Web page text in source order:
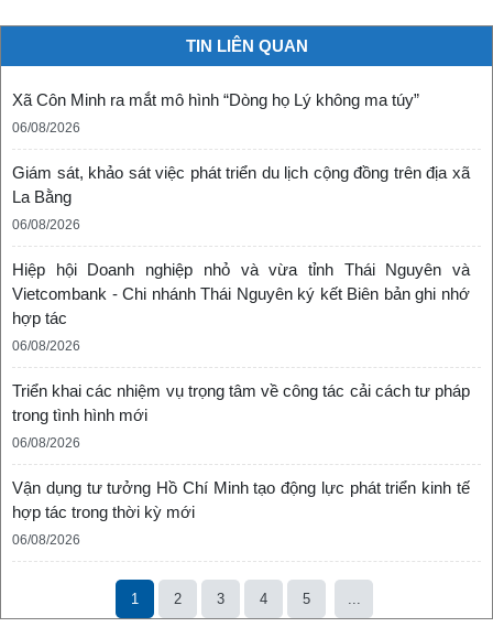
TIN LIÊN QUAN
Xã Côn Minh ra mắt mô hình “Dòng họ Lý không ma túy”
06/08/2026
Giám sát, khảo sát việc phát triển du lịch cộng đồng trên địa xã
La Bằng
06/08/2026
Hiệp hội Doanh nghiệp nhỏ và vừa tỉnh Thái Nguyên và
Vietcombank - Chi nhánh Thái Nguyên ký kết Biên bản ghi nhớ
hợp tác
06/08/2026
Triển khai các nhiệm vụ trọng tâm về công tác cải cách tư pháp
trong tình hình mới
06/08/2026
Vận dụng tư tưởng Hồ Chí Minh tạo động lực phát triển kinh tế
hợp tác trong thời kỳ mới
06/08/2026
1 2 3 4 5 ...